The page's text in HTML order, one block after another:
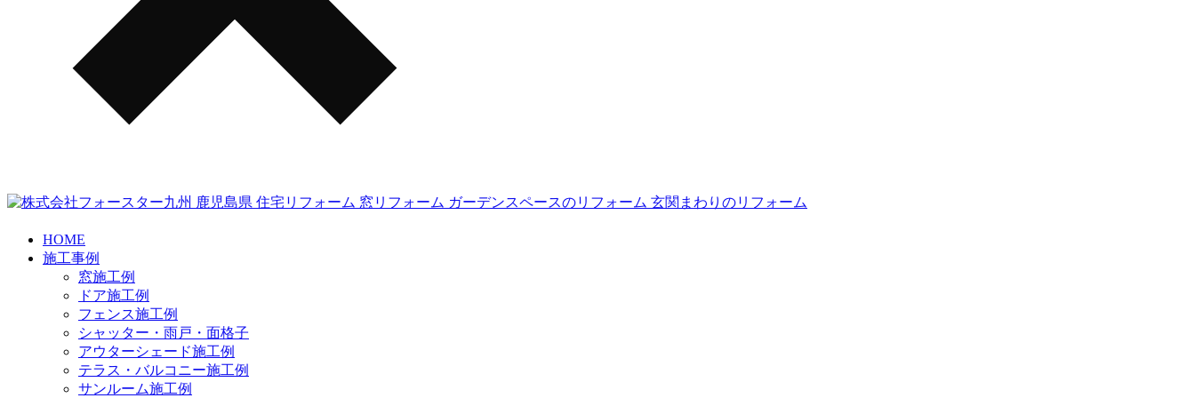
HOME
施工事例
窓施工例
ドア施工例
フェンス施工例
シャッター・雨戸・面格子
アウターシェード施工例
テラス・バルコニー施工例
サンルーム施工例